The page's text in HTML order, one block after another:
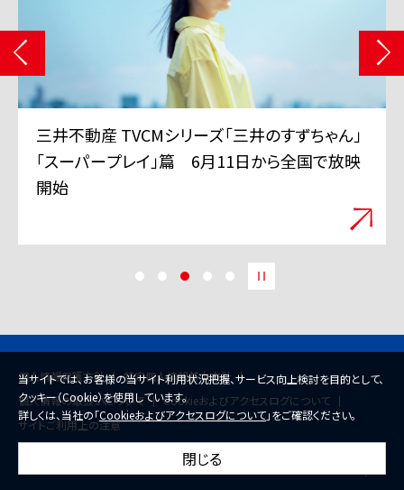
三井不動産 TVCMシリーズ「三井のすずちゃん」
「スーパープレイ」篇 6月11日から全国で放映
開始
© 2026 Mitsui Fudosan Co., Ltd.
個人情報保護方針
特定個人情報基本方針
個人情報の取扱いについて
Cookieおよびアクセスログについて
サイトご利用上の注意
当サイトでは、お客様の当サイト利用状況把握、サービス向上検討を目的として、
クッキー（Cookie）を使用しています。
詳しくは、当社の「Cookieおよびアクセスログについて」をご確認ください。
閉じる